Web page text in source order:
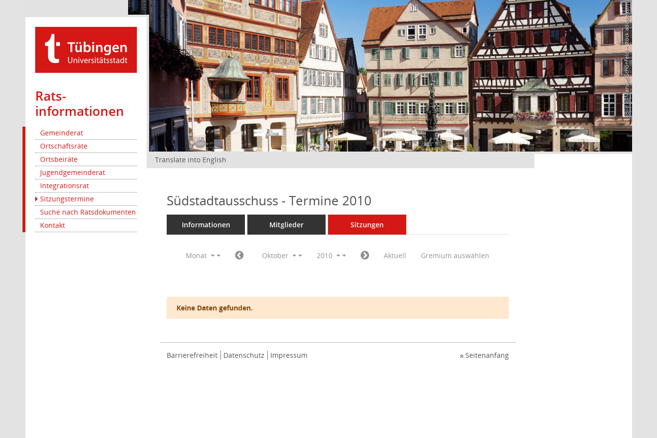
Rats­
informationen
Gemeinderat
Ortschaftsräte
Ortsbeiräte
Jugendgemeinderat
Integrationsrat
Sitzungstermine
Suche nach Ratsdokumenten
Kontakt
Bild: @Manuel Schönfeld – stock.adobe.com
Translate into English
Südstadtausschuss - Termine 2010
Informationen Mitglieder Sitzungen
Monat Oktober 2010 Aktuell Gremium auswählen
Keine Daten gefunden.
Barrierefreiheit Datenschutz Impressum Seitenanfang